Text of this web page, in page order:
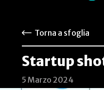
Torna a sfoglia
Startup
5 Marzo 2024